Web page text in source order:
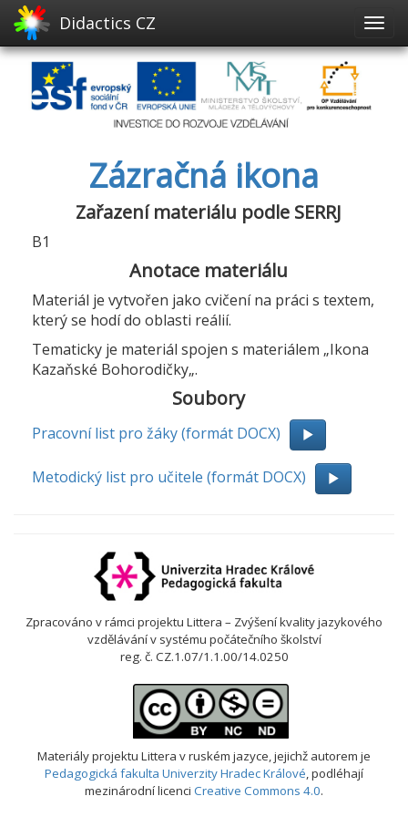
Didactics CZ
Zázračná ikona
Zařazení materiálu podle SERRJ
B1
Anotace materiálu
Materiál je vytvořen jako cvičení na práci s textem,
který se hodí do oblasti reálií.
Tematicky je materiál spojen s materiálem „Ikona
Kazaňské Bohorodičky„.
Soubory
Pracovní list pro žáky (formát DOCX)
Metodický list pro učitele (formát DOCX)
Zpracováno v rámci projektu Littera – Zvýšení kvality jazykového
vzdělávání v systému počátečního školství
reg. č. CZ.1.07/1.1.00/14.0250
Materiály projektu Littera v ruském jazyce, jejichž autorem je
Pedagogická fakulta Univerzity Hradec Králové, podléhají
mezinárodní licenci Creative Commons 4.0.